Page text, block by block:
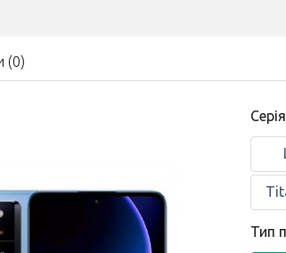
(0)
Серія
Тип